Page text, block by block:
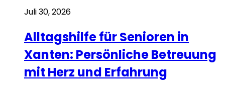
Juli 30, 2026
Alltagshilfe für Senioren in
Xanten: Persönliche Betreuung
mit Herz und Erfahrung